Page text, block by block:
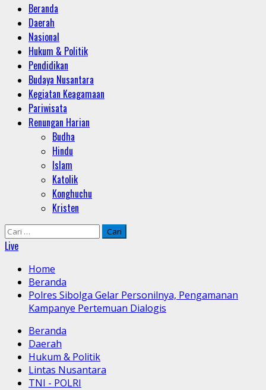
Primary
Menu
Beranda
Daerah
Nasional
Hukum & Politik
Pendidikan
Budaya Nusantara
Kegiatan Keagamaan
Pariwisata
Renungan Harian
Budha
Hindu
Islam
Katolik
Konghuchu
Kristen
Cari
untuk:
Live
Home
Beranda
Polres Sibolga Gelar Personilnya, Pengamanan
Kampanye Pertemuan Dialogis
Beranda
Daerah
Hukum & Politik
Lintas Nusantara
TNI - POLRI